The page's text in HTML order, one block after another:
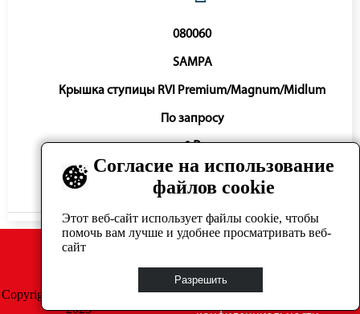
080060
SAMPA
Крышка ступицы RVI Premium/Magnum/Midlum
По запросу
0 ₽
Нет в наличии
Согласие на использование
файлов cookie
Этот веб-сайт использует файлы cookie, чтобы
помочь вам лучше и удобнее просматривать веб-
сайт
Разрешить
Copyright © GrosAuto 2019 -
2025